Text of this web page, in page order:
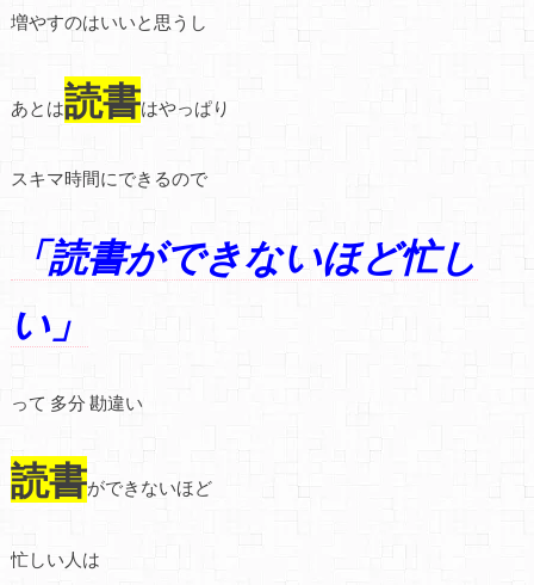
増やすのはいいと思うし
あとは読書はやっぱり
スキマ時間にできるので
「読書ができないほど忙し
い」
って 多分 勘違い
読書ができないほど
忙しい人は